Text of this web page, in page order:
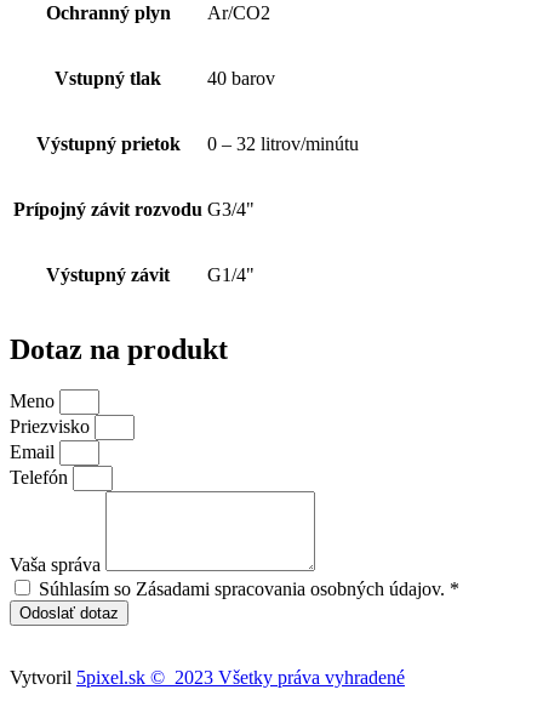
Ochranný plyn Ar/CO2
Vstupný tlak 40 barov
Výstupný prietok 0 – 32 litrov/minútu
Prípojný závit rozvodu G3/4"
Výstupný závit G1/4"
Dotaz na produkt
Meno
Priezvisko
Email
Telefón
Vaša správa
Súhlasím so Zásadami spracovania osobných údajov. *
Odoslať dotaz
Vytvoril 5pixel.sk © 2023 Všetky práva vyhradené